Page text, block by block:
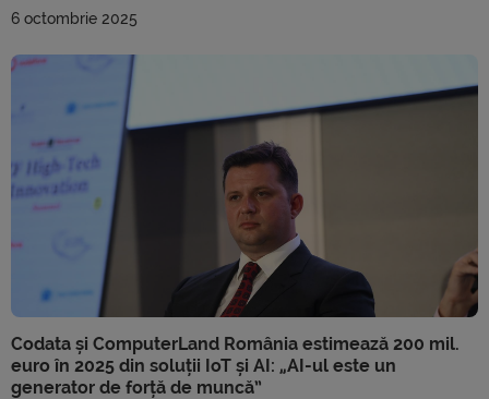
6 octombrie 2025
Codata și ComputerLand România estimează 200 mil.
euro în 2025 din soluții IoT și AI: „AI-ul este un
generator de forță de muncă”